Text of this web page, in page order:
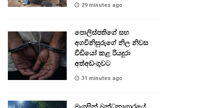
29 minutes ago
පොලිස්පතිගේ සහ
අගවිනිසුරුගේ නිල නිවස
වීඩියෝ කළ රියදුරා
අත්අඩංගුවට
31 minutes ago